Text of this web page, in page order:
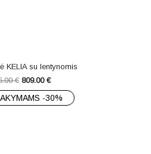
KELIA su lentynomis
€ 809.00 €
-30%